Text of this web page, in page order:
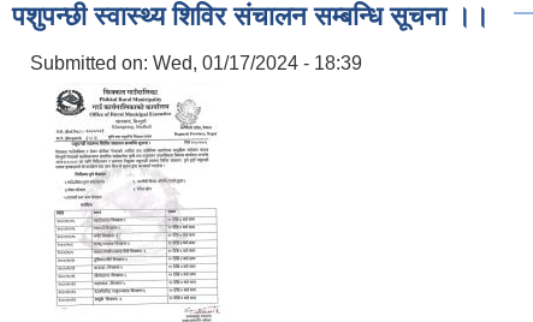
पशुपन्छी स्वास्थ्य शिविर संचालन सम्बन्धि सूचना ।।
Submitted on: Wed, 01/17/2024 - 18:39